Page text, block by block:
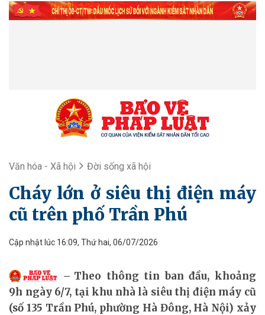
Văn hóa - Xã hội Đời sống xã hội
Cháy lớn ở siêu thị điện máy
cũ trên phố Trần Phú
Cập nhật lúc 16:09, Thứ hai, 06/07/2026
Theo thông tin ban đầu, khoảng
9h ngày 6/7, tại khu nhà là siêu thị điện máy cũ
(số 135 Trần Phú, phường Hà Đông, Hà Nội) xảy